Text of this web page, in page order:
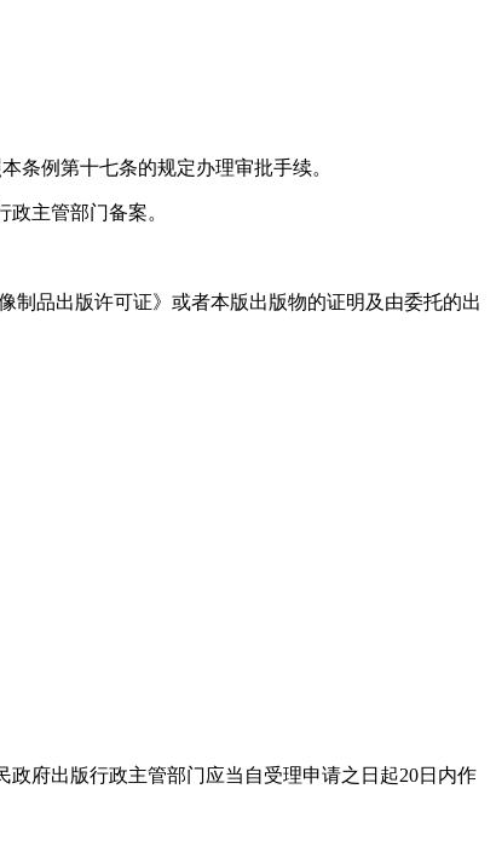
条例第十七条的规定办理审批手续。
主管部门备案。
制品出版许可证》或者本版出版物的证明及由委托的出
府出版行政主管部门应当自受理申请之日起20日内作